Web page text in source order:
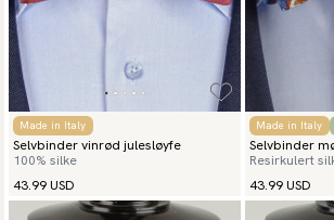
Made in Italy
Selvbinder vinrød julesløyfe
100% silke
43.99 USD
Made in Italy
Selvbinder
toscana
Resirkulert
43.99 USD